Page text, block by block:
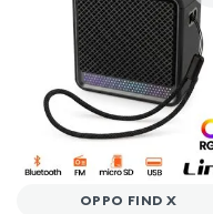
OPPO FIND X